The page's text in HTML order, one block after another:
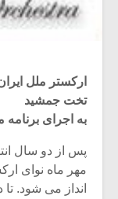
تخت جمشید
به اجرای برنامه
پس از دو سال
انداز می شود. تا